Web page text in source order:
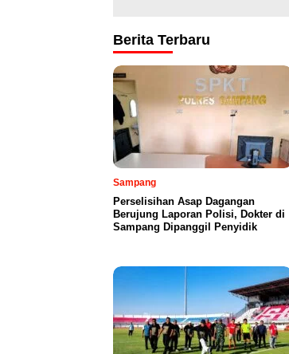
Berita Terbaru
Sampang
Perselisihan Asap Dagangan
Berujung Laporan Polisi, Dokter di
Sampang Dipanggil Penyidik